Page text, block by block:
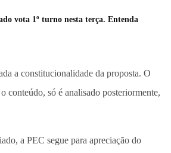
vota 1º turno nesta terça. Entenda
a constitucionalidade da proposta. O
conteúdo, só é analisado posteriormente,
a PEC segue para apreciação do